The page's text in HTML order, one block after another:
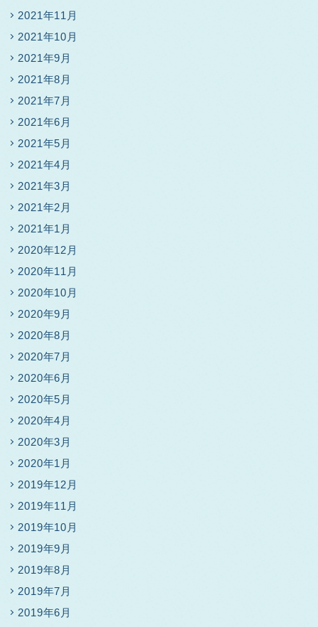
2021年11月
2021年10月
2021年9月
2021年8月
2021年7月
2021年6月
2021年5月
2021年4月
2021年3月
2021年2月
2021年1月
2020年12月
2020年11月
2020年10月
2020年9月
2020年8月
2020年7月
2020年6月
2020年5月
2020年4月
2020年3月
2020年1月
2019年12月
2019年11月
2019年10月
2019年9月
2019年8月
2019年7月
2019年6月